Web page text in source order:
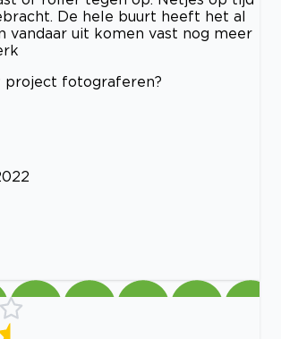
De hele buurt heeft het al
vandaar uit komen vast nog meer
project fotograferen?